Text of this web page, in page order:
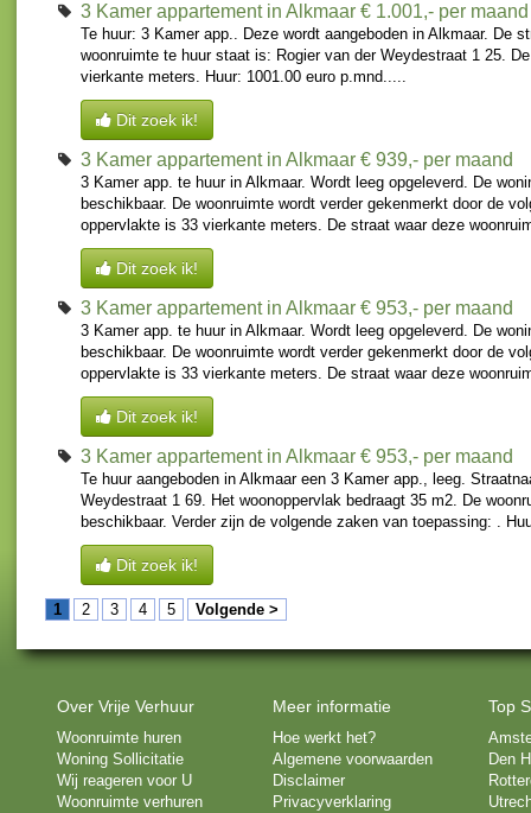
3 Kamer appartement in Alkmaar € 1.001,- per maand
Te huur: 3 Kamer app.. Deze wordt aangeboden in Alkmaar. De
woonruimte te huur staat is: Rogier van der Weydestraat 1 25.
vierkante meters. Huur: 1001.00 euro p.mnd.....
Dit zoek ik!
3 Kamer appartement in Alkmaar € 939,- per maand
3 Kamer app. te huur in Alkmaar. Wordt leeg opgeleverd. De
beschikbaar. De woonruimte wordt verder gekenmerkt door de
oppervlakte is 33 vierkante meters. De straat waar deze
Dit zoek ik!
3 Kamer appartement in Alkmaar € 953,- per maand
3 Kamer app. te huur in Alkmaar. Wordt leeg opgeleverd. De
beschikbaar. De woonruimte wordt verder gekenmerkt door de
oppervlakte is 33 vierkante meters. De straat waar deze
Dit zoek ik!
3 Kamer appartement in Alkmaar € 953,- per maand
Te huur aangeboden in Alkmaar een 3 Kamer app., leeg.
Weydestraat 1 69. Het woonoppervlak bedraagt 35 m2. De
beschikbaar. Verder zijn de volgende zaken van toepassing: .
Dit zoek ik!
1 2 3 4 5 Volgende >
Over Vrije Verhuur
Woonruimte huren
Woning Sollicitatie
Wij reageren voor U
Woonruimte verhuren
Meer informatie
Hoe werkt het?
Algemene voorwaarden
Disclaimer
Privacyverklaring
Top
Den